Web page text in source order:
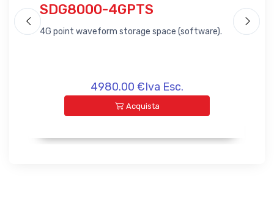
SDG8000-4GPTS
4G point waveform storage space (software).
4980.00 €Iva Esc.
Acquista